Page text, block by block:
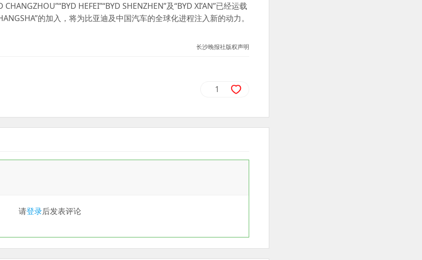
HEFEI”“BYD SHENZHEN”及“BYD XI’AN”已经运载
的加入，将为比亚迪及中国汽车的全球化进程注入新的动力。
长沙晚报社版权声明
1
请登录后发表评论